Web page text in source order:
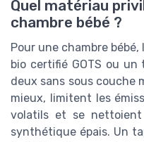
Quel matériau
chambre bébé ?
Pour une chambre
bio certifié GOTS ou
deux sans sous couche
mieux, limitent les
volatils et se
synthétique épais. Un